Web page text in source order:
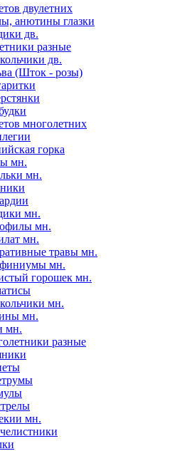
двулетних
анютины глазки
дв.
разные
дв.
(Шток - розы)
многолетних
горка
мн.
мн.
мн.
мн.
мн.
травы мн.
мн.
горошек мн.
мн.
мн.
мн.
разные
мн.